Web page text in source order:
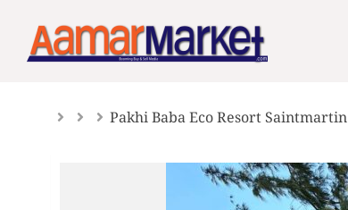
content
Pakhi Baba Eco Resort Saintmartin